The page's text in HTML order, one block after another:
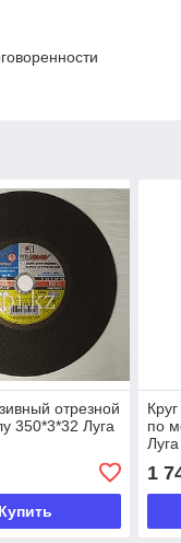
отрезной
350*3*32 Луга
Купить
по
Луга
1